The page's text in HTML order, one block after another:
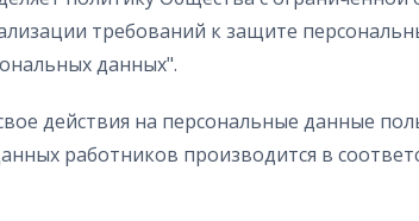
требований к защите
данных".
действия на персональные данные
работников производится в